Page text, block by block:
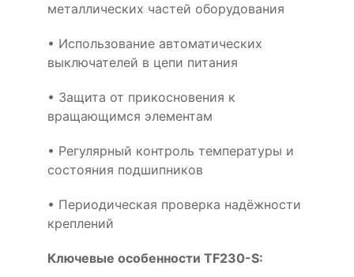
металлических частей оборудования
• Использование автоматических
выключателей в цепи питания
• Защита от прикосновения к
вращающимся элементам
• Регулярный контроль температуры и
состояния подшипников
• Периодическая проверка надёжности
креплений
Ключевые особенности TF230-S: